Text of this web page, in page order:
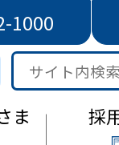
1000
サ
内
ま 採